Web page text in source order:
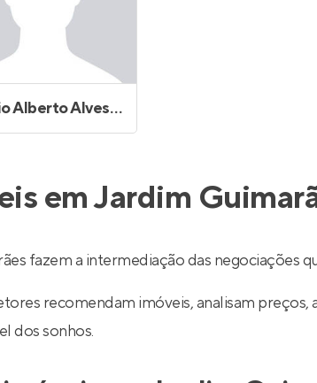
Sergio Alberto Alves de Souza
em Jardim
fazem a intermediação das negociações
recomendam imóveis, analisam
dos sonhos.